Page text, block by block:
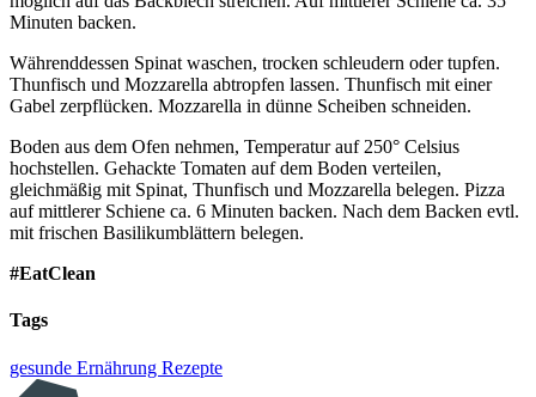
Minuten backen.
Währenddessen Spinat waschen, trocken schleudern oder tupfen.
Thunfisch und Mozzarella abtropfen lassen. Thunfisch mit einer
Gabel zerpflücken. Mozzarella in dünne Scheiben schneiden.
Boden aus dem Ofen nehmen, Temperatur auf 250° Celsius
hochstellen. Gehackte Tomaten auf dem Boden verteilen,
gleichmäßig mit Spinat, Thunfisch und Mozzarella belegen. Pizza
auf mittlerer Schiene ca. 6 Minuten backen. Nach dem Backen evtl.
mit frischen Basilikumblättern belegen.
#EatClean
Tags
gesunde Ernährung Rezepte